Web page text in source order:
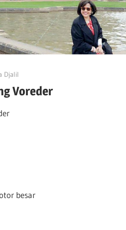
Djalil
Voreder
besar